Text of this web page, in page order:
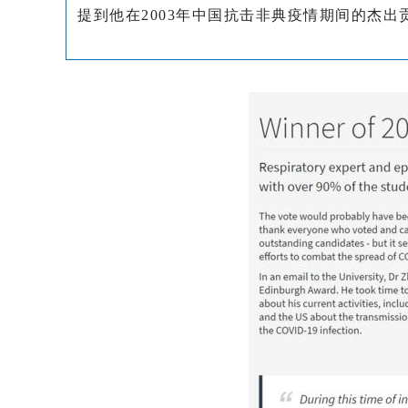
提到他在2003年中国抗击非典疫情期间的杰出